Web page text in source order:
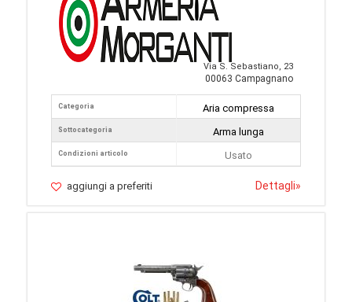
Via S. Sebastiano, 23
00063 Campagnano
Categoria
Sottocategoria
Condizioni articolo
Aria compressa
Arma lunga
Usato
aggiungi a preferiti Dettagli»